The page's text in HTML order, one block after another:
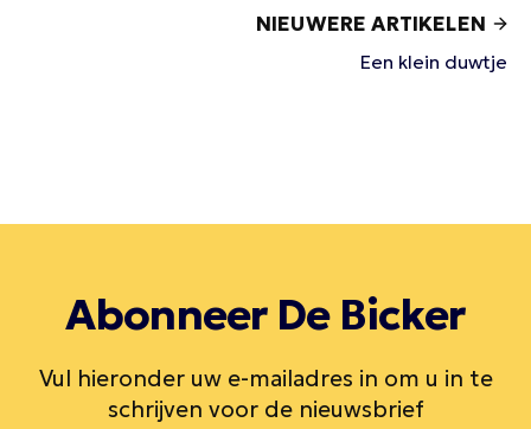
NIEUWERE ARTIKELEN
Een klein duwtje
Abonneer De Bicker
Vul hieronder uw e-mailadres in om u in te
schrijven voor de nieuwsbrief